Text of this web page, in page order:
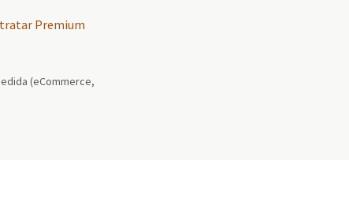
Premium
(eCommerce,